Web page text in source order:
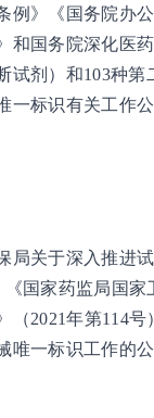
例》《国务院办
和国务院深化医
试剂）和103种
一标识有关工作
局关于深入推进
国家药监局国
（2021年第114
唯一标识工作的